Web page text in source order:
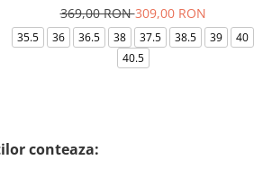
369,00 RON309,00 RON
35.5 36 36.5 38 37.5 38.5 39
40
40.5
conteaza: